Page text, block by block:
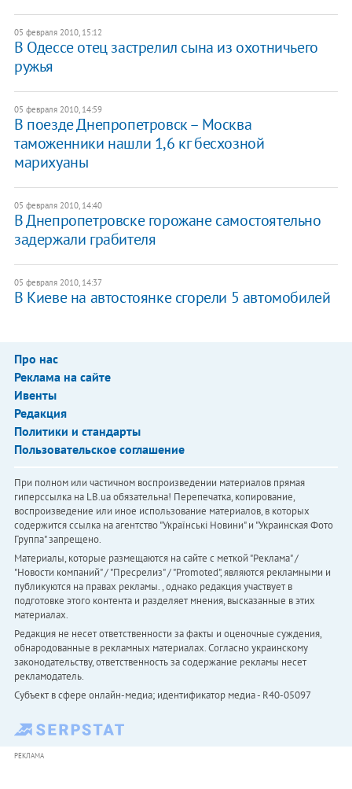
05 февраля 2010, 15:12
В Одессе отец застрелил сына из охотничьего
ружья
05 февраля 2010, 14:59
В поезде Днепропетровск – Москва
таможенники нашли 1,6 кг бесхозной
марихуаны
05 февраля 2010, 14:40
В Днепропетровске горожане самостоятельно
задержали грабителя
05 февраля 2010, 14:37
В Киеве на автостоянке сгорели 5 автомобилей
Про нас
Реклама на сайте
Ивенты
Редакция
Политики и стандарты
Пользовательское соглашение
При полном или частичном воспроизведении материалов прямая
гиперссылка на LB.ua обязательна! Перепечатка, копирование,
воспроизведение или иное использование материалов, в которых
содержится ссылка на агентство "Українськi Новини" и "Украинская Фото
Группа" запрещено.
Материалы, которые размещаются на сайте с меткой "Реклама" /
"Новости компаний" / "Пресрелиз" / "Promoted", являются рекламными и
публикуются на правах рекламы. , однако редакция участвует в
подготовке этого контента и разделяет мнения, высказанные в этих
материалах.
Редакция не несет ответственности за факты и оценочные суждения,
обнародованные в рекламных материалах. Согласно украинскому
законодательству, ответственность за содержание рекламы несет
рекламодатель.
Субъект в сфере онлайн-медиа; идентификатор медиа - R40-05097
РЕКЛАМА